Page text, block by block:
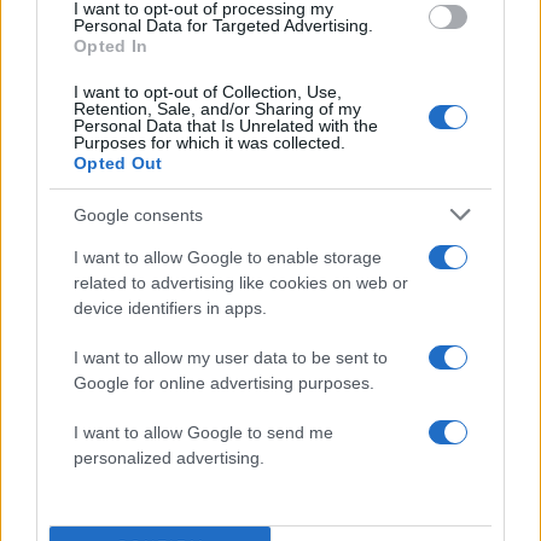
I want to opt-out of processing my
Personal Data for Targeted Advertising.
Opted In
I want to opt-out of Collection, Use,
Retention, Sale, and/or Sharing of my
Personal Data that Is Unrelated with the
Purposes for which it was collected.
Opted Out
Google consents
I want to allow Google to enable storage
related to advertising like cookies on web or
device identifiers in apps.
I want to allow my user data to be sent to
Google for online advertising purposes.
I want to allow Google to send me
personalized advertising.
της δευτεροβάθμιας απόφασης, την οποία όμως
δεν έκανε δεκτή ο Άρειος Πάγος. Τον Απρίλιο
του 2011 προσέφυγε στο Ευρωπαϊκό
Δικαστήριο Ανθρωπίνων Δικαιωμάτων.
ΤονΜάρτιο του 2010ο Συνήγορος του Πολίτη
δικαίωσε τον Γιωτόπουλο μετά την απόρριψη
του αιτήματός του από τη διεύθυνση των
φυλακών για χρήση υπολογιστή για
εκπαιδευτικούς λόγους.
21 Μαΐου 2026, ύστερα από 24 χρόνια
Γιωτόπουλος αποφυλακίστηκε από